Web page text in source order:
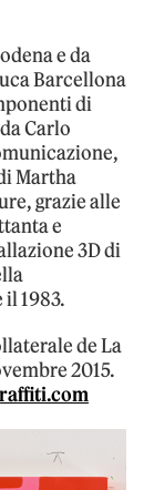
e da
Barcellona
di
Carlo
Martha
grazie alle
e
3D di
1983.
de La
2015.